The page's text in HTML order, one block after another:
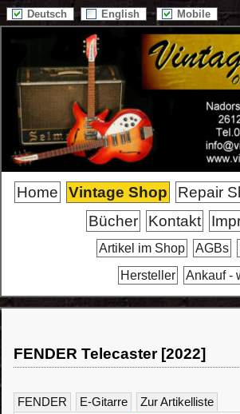
Deutsch English Mobile
Home Vintage Shop Repair
Bücher
Kontakt
Artikel im Shop AGBs
Hersteller
Ankauf -
FENDER Telecaster [2022]
FENDER E-Gitarre
Zur Artikelliste